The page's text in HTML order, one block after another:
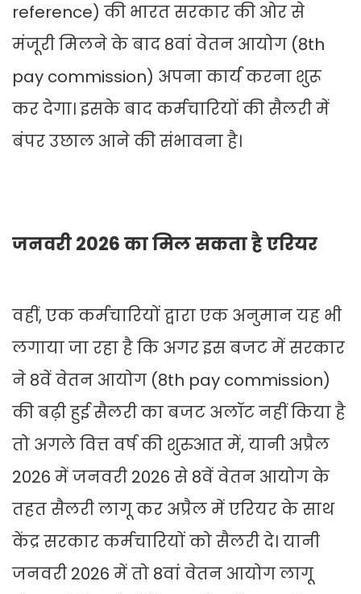
reference) की भारत सरकार की ओर से
मंजूरी मिलने के बाद 8वां वेतन आयोग (8th
pay commission) अपना कार्य करना शुरू
कर देगा। इसके बाद कर्मचारियों की सैलरी में
बंपर उछाल आने की संभावना है।
जनवरी 2026 का मिल सकता है एरियर
वहीं, एक कर्मचारियों द्वारा एक अनुमान यह भी
लगाया जा रहा है कि अगर इस बजट में सरकार
ने 8वें वेतन आयोग (8th pay commission)
की बढ़ी हुई सैलरी का बजट अलॉट नहीं किया है
तो अगले वित्त वर्ष की शुरुआत में, यानी अप्रैल
2026 में जनवरी 2026 से 8वें वेतन आयोग के
तहत सैलरी लागू कर अप्रैल में एरियर के साथ
केंद्र सरकार कर्मचारियों को सैलरी दे। यानी
जनवरी 2026 में तो 8वां वेतन आयोग लागू